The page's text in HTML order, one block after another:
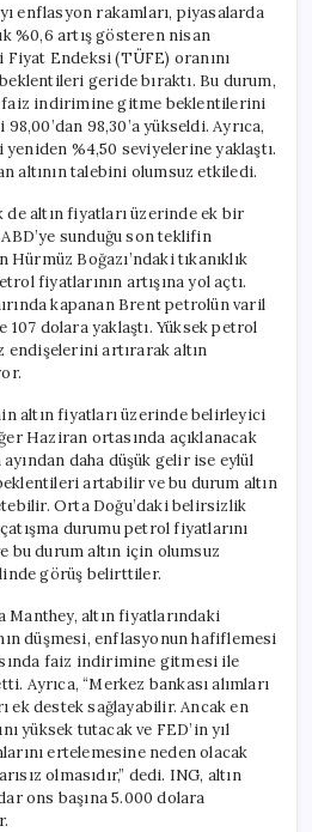
enflasyon rakamları, piyasalarda
%0,6 artış gösteren nisan
Endeksi (TÜFE) oranını
beklentileri geride bıraktı. Bu durum,
faiz indirimine gitme beklentilerini
98,30’a yükseldi. Ayrıca,
yeniden %4,50 seviyelerine yaklaştı.
altının talebini olumsuz etkiledi.
altın fiyatları üzerinde ek bir
sunduğu son teklifin
Boğazı’ndaki tıkanıklık
fiyatlarının artışına yol açtı.
kapanan Brent petrolün varil
dolara yaklaştı. Yüksek petrol
endişelerini artırarak altın
altın fiyatları üzerinde belirleyici
Haziran ortasında açıklanacak
daha düşük gelir ise eylül
artabilir ve bu durum altın
Orta Doğu’daki belirsizlik
durumu petrol fiyatlarını
bu durum altın için olumsuz
görüş belirttiler.
altın fiyatlarındaki
düşmesi, enflasyonun hafiflemesi
faiz indirimine gitmesi ile
Ayrıca, “Merkez bankası alımları
ek destek sağlayabilir. Ancak en
yüksek tutacak ve FED’in yıl
ertelemesine neden olacak
olmasıdır,” dedi. ING, altın
ons başına 5.000 dolara